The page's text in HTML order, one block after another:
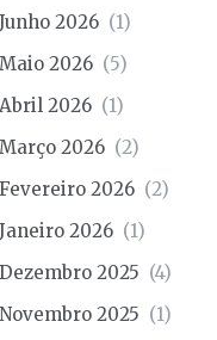
Junho 2026 (1)
Maio 2026 (5)
Abril 2026 (1)
Março 2026 (2)
Fevereiro 2026 (2)
Janeiro 2026 (1)
Dezembro 2025 (4)
Novembro 2025 (1)